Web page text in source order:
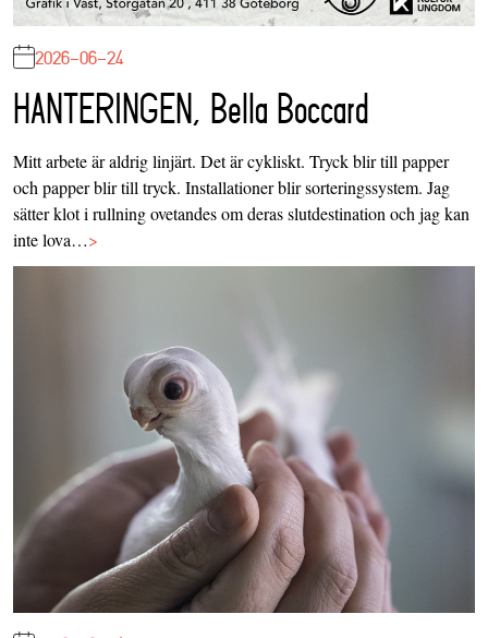
2026-06-24
HANTERINGEN, Bella Boccard
Mitt arbete är aldrig linjärt. Det är cykliskt. Tryck blir till papper
och papper blir till tryck. Installationer blir sorteringssystem. Jag
sätter klot i rullning ovetandes om deras slutdestination och jag kan
inte lova…>